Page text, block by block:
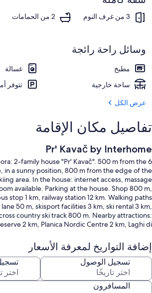
3 من غرف النوم 2 من الحمامات
وسائل راحة رائجة
مطبخ
غسالة
ساحة خارجية
تتوفر
عرض الكل
تفاصيل مكان الإقامة
Pr' Kavač by Interhome
2-family house "Pr' Kavač". 500 m from the
in a sunny position, 800 m from the edge of the
area. In the house: internet access, massage
available. Parking at the house. Shop 800 m,
stop 1 km, railway station 12 km. Walking paths
50 m, skisport facilities 3 km, ski rental 3 km,
country ski track 800 m. Nearby attractions:
2 km, Planica Nordic Centre 2 km, Laghi di
15 km. Please note: animals in the neighbourhood.
160 m2 on 2 levels on 1st floor. Very tasteful
room with satellite TV and flat screen. Exit to
1 french bed (140 cm, length 200 cm). Open
4 ceramic glass hob hotplates, toaster,
coffee machine). Shower/bidet/WC. Upper
إضافة التواريخ لمعرفة الأسعار
تسجيل الوصول
المسافرون